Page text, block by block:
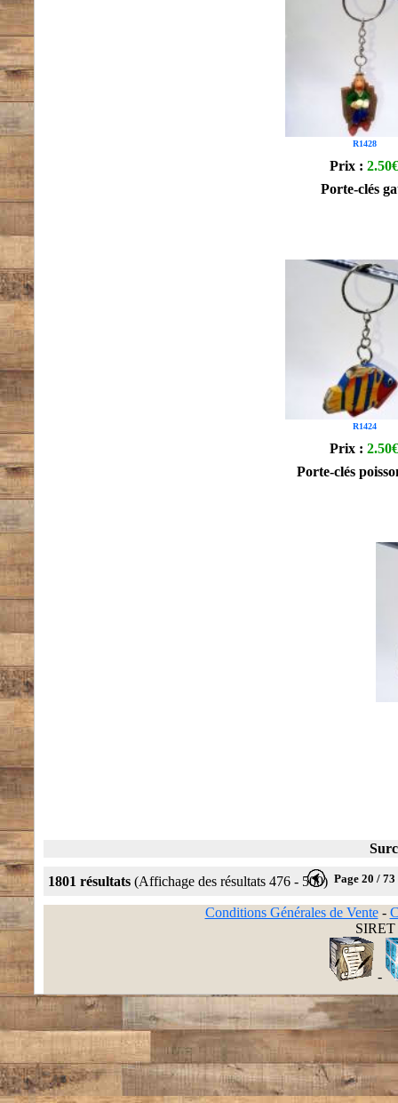
R1428
Prix : 2.50€
Porte-clés
R1424
Prix : 2.50€
Porte-clés
1801 résultats (Affichage des résultats 476 - 500) Page 20 / 73
Conditions Générales de Vente-
SIRET
-